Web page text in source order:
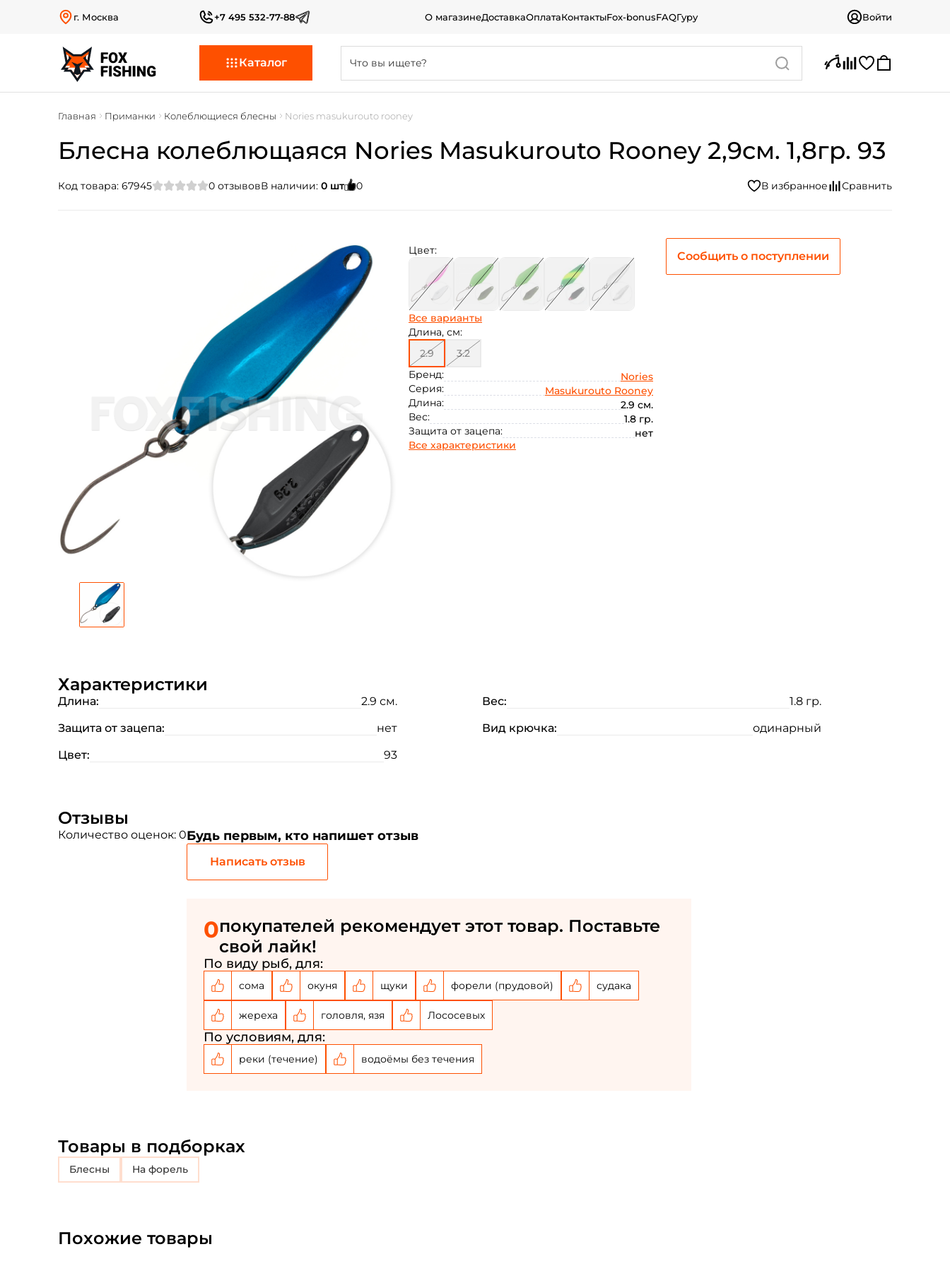
г. Москва +7 495 532-77-88 О магазинеДоставкаОплатаКонтактыFox-bonusFAQГуру Войти
Каталог
Главная Приманки Колеблющиеся блесны Nories masukurouto rooney
Блесна колеблющаяся Nories Masukurouto Rooney 2,9см. 1,8гр. 93
Код товара: 67945 0 отзывовВ наличии: 0 шт 0
Цвет:
Все варианты
Длина, см:
2.9
3.2
Бренд:
Nories
Серия:
Masukurouto Rooney
Длина:
2.9 см.
Вес:
1.8 гр.
Защита от зацепа:
нет
Все характеристики
Сообщить о поступлении
Характеристики
Длина: 2.9 см. Вес:
1.8 гр.
Защита от зацепа:
нет Вид крючка:
одинарный
Цвет:
93
Отзывы
Количество оценок: 0Будь первым, кто напишет отзыв
Написать отзыв
0покупателей рекомендует этот товар. Поставьте
свой лайк!
По виду рыб, для:
сома окуня щуки форели (прудовой) судака
жереха головля, язя Лососевых
По условиям, для:
реки (течение) водоёмы без течения
Товары в подборках
блесны на форель
Похожие товары
Email: *
Номер телефона: *
Придумайте пароль: *
Повторите пароль: *